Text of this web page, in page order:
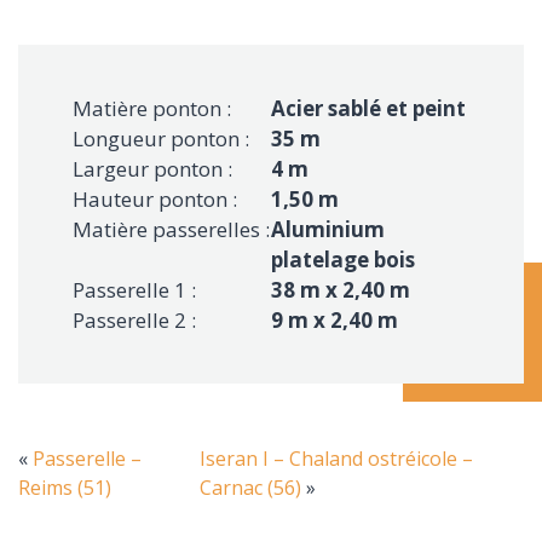
Matière ponton :
Acier sablé et peint
Longueur ponton :
35 m
Largeur ponton :
4 m
Hauteur ponton :
1,50 m
Matière passerelles :Aluminium
platelage bois
Passerelle 1 :
38 m x 2,40 m
Passerelle 2 :
9 m x 2,40 m
« Passerelle –
Reims (51)
Iseran I – Chaland ostréicole –
Carnac (56) »